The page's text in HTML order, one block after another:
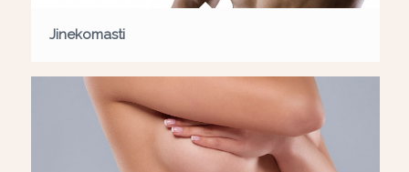
Jinekomasti